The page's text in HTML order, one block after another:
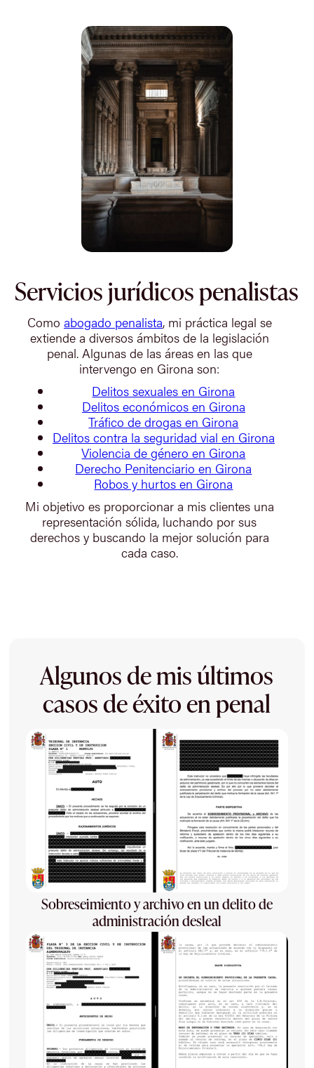
Servicios jurídicos penalistas
Como abogado penalista, mi práctica legal se
extiende a diversos ámbitos de la legislación
penal. Algunas de las áreas en las que
intervengo en Girona son:
Delitos sexuales en Girona
Delitos económicos en Girona
Tráfico de drogas en Girona
Delitos contra la seguridad vial en Girona
Violencia de género en Girona
Derecho Penitenciario en Girona
Robos y hurtos en Girona
Mi objetivo es proporcionar a mis clientes una
representación sólida, luchando por sus
derechos y buscando la mejor solución para
cada caso.
Algunos de mis últimos
casos de éxito en penal
Sobreseimiento y archivo en un delito de
administración desleal